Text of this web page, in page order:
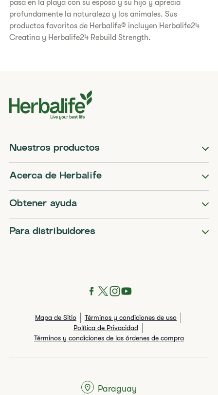
pasa en la playa con su esposo y su hijo y aprecia
profundamente la naturaleza y los animales. Sus
productos favoritos de Herbalife® incluyen Herbalife24
Creatina y Herbalife24 Rebuild Strength.
Nuestros productos
Acerca de Herbalife
Obtener ayuda
Para distribuidores
Mapa de Sitio
Términos y condiciones de uso
Política de Privacidad
Términos y condiciones de las órdenes de compra
Paraguay